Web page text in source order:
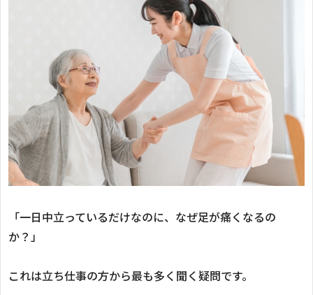
「一日中立っているだけなのに、なぜ足が痛くなるの
か？」
これは立ち仕事の方から最も多く聞く疑問です。